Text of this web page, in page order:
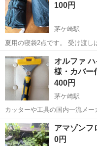
になりますので...100円
茅ケ崎駅
夏用の寝袋2点です。 受け渡しは茅ヶ崎市みずきのスーパーマーケッ
トのマムで考えています。
神奈川 茅ヶ崎市
オルファ
様・カバー
400円
茅ケ崎駅
カッターや工具の国内一流メ
レーパー「ハイパースクレーパー 200」です
ス、床・ガラスの固着物剥がし
りなどに最適なプロ仕様...
神奈川 茅ヶ崎市 茅ケ崎駅
アマゾンフ
0円